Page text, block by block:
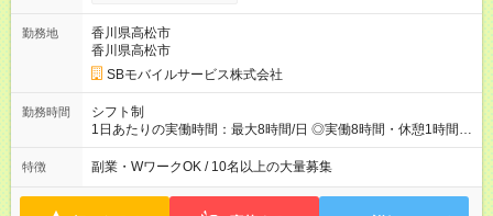
勤務地
香川県高松市
香川県高松市
SBモバイルサービス株式会社
勤務時間
シフト制
1日あたりの実働時間：最大8時間/日 ◎実働8時間・休憩1時間 ◎
残業は月平均5時間程度です
特徴 副業・WワークOK / 10名以上の大量募集